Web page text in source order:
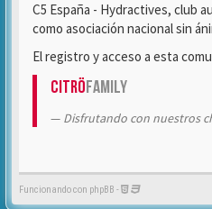
C5 España - Hydractives, club
como asociación nacional sin
El registro y acceso a esta
CitröFamily
Disfrutando con nuestros
Funcionando con phpBB -